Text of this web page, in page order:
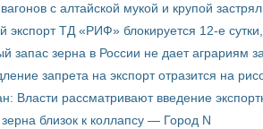
с алтайской мукой и крупой
экспорт ТД «РИФ» блокируется 12-е
запас зерна в России не дает аграриям
запрета на экспорт отразится на
Власти рассматривают введение
близок к коллапсу — Город N